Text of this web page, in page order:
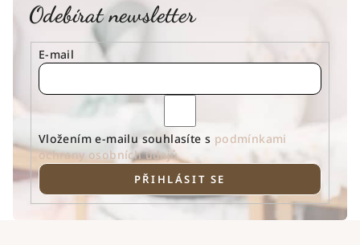
Odebírat newsletter
E-mail
Vložením e-mailu souhlasíte s podmínkami
ochrany osobních údajů
PŘIHLÁSIT SE